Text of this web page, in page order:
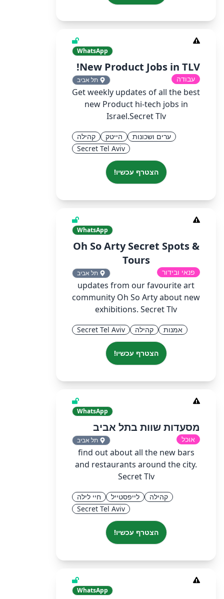
WhatsApp
New Product Jobs in TLV!
עבודה תל אביב
Get weekly updates of all the best
new Product hi-tech jobs in
Israel.Secret Tlv
ערים ושכונות הייטק
קהילה
Secret Tel Aviv
הצטרף עכשיו!
WhatsApp
Oh So Arty Secret Spots &
Tours
פנאי ובידור תל אביב
updates from our favourite art
community Oh So Arty about new
exhibitions. Secret Tlv
אמנות קהילה Secret Tel Aviv
הצטרף עכשיו!
WhatsApp
מסעדות שוות בתל אביב
אוכל תל אביב
find out about all the new bars
and restaurants around the city.
Secret Tlv
קהילה לייפסטייל
חיי לילה
Secret Tel Aviv
הצטרף עכשיו!
WhatsApp